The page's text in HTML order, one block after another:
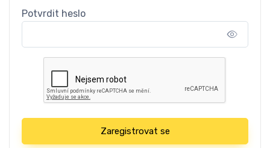
Potvrdit heslo
Zaregistrovat se